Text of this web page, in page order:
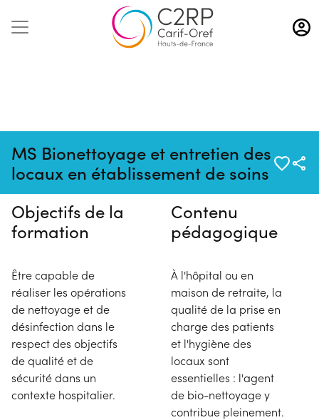
Aller
au
contenu
MS Bionettoyage et entretien des
locaux en établissement de soins
Pas de session programmée en
ce moment
Objectifs de la
formation
Être capable de
réaliser les opérations
de nettoyage et de
désinfection dans le
respect des objectifs
de qualité et de
sécurité dans un
contexte hospitalier.
Contenu
pédagogique
À l'hôpital ou en
maison de retraite, la
qualité de la prise en
charge des patients
et l'hygiène des
locaux sont
essentielles : l'agent
de bio-nettoyage y
contribue pleinement.